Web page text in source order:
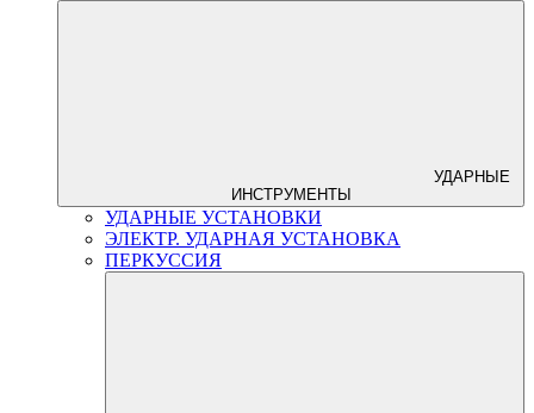
УДАРНЫЕ
ИНСТРУМЕНТЫ
УДАРНЫЕ УСТАНОВКИ
ЭЛЕКТР. УДАРНАЯ УСТАНОВКА
ПЕРКУССИЯ